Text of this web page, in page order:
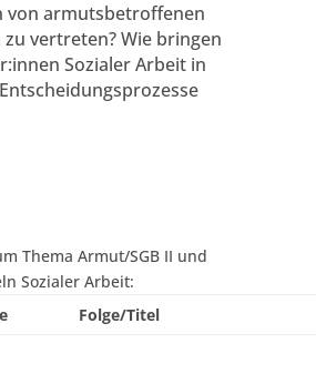
von armutsbetroffenen
zu vertreten? Wie bringen
Sozialer Arbeit in
Thema Armut/SGB II und
Sozialer Arbeit:
Folge/Titel